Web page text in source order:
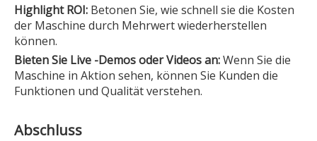
Highlight ROI: Betonen Sie, wie schnell sie die Kosten
der Maschine durch Mehrwert wiederherstellen
können.
Bieten Sie Live -Demos oder Videos an:Wenn Sie die
Maschine in Aktion sehen, können Sie Kunden die
Funktionen und Qualität verstehen.
Abschluss